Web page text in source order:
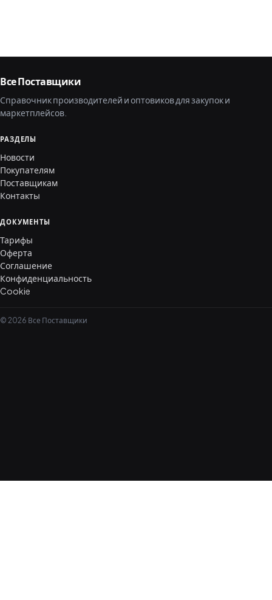
Все Поставщики
Справочник производителей и оптовиков для закупок и
маркетплейсов.
РАЗДЕЛЫ
Новости
Покупателям
Поставщикам
Контакты
ДОКУМЕНТЫ
Тарифы
Оферта
Соглашение
Конфиденциальность
Cookie
© 2026 Все Поставщики